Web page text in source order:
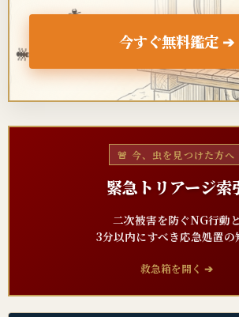
今すぐ無料鑑定 ➔
🐜
🐜
🚨 今、虫を見つけた方へ
緊急トリアージ索
二次被害を防ぐNG行動と
3分以内にすべき応急処置の
救急箱を開く ➔